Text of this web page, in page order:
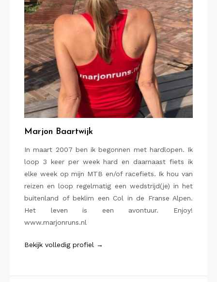
Marjon Baartwijk
In maart 2007 ben ik begonnen met hardlopen. Ik
loop 3 keer per week hard en daarnaast fiets ik
elke week op mijn MTB en/of racefiets. Ik hou van
reizen en loop regelmatig een wedstrijd(je) in het
buitenland of beklim een Col in de Franse Alpen.
Het leven is een avontuur. Enjoy!
www.marjonruns.nl
Bekijk volledig profiel →